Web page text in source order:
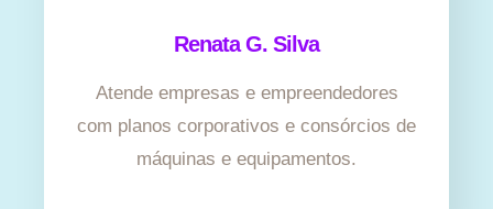
Renata G. Silva
Atende empresas e empreendedores
com planos corporativos e consórcios de
máquinas e equipamentos.